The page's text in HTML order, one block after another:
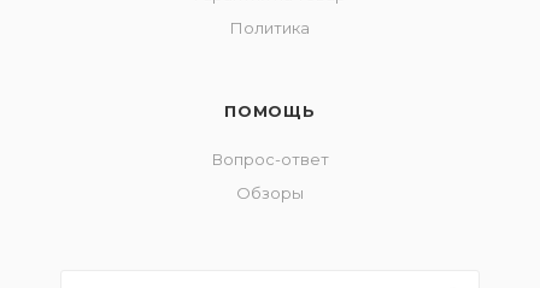
Политика
ПОМОЩЬ
Вопрос-ответ
Обзоры